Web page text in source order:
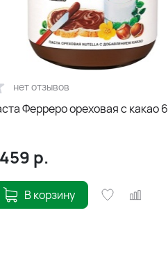
нет отзывов
Ферреро ореховая с какао
р.
В корзину